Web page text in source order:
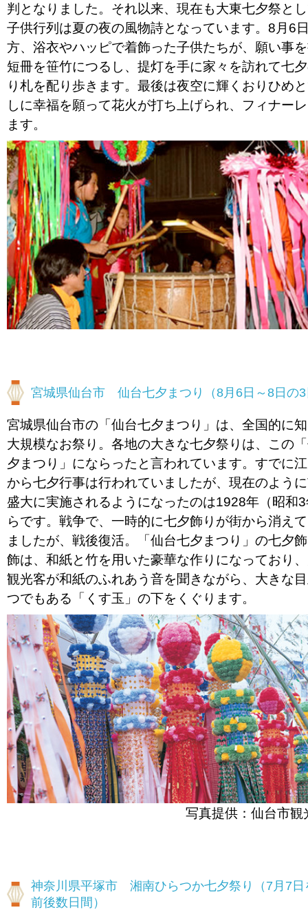
判となりました。それ以来、現在も大東七夕祭と
子供行列は夏の夜の風物詩となっています。8月6
方、浴衣やハッピで着飾った子供たちが、願い事
短冊を笹竹につるし、提灯を手に家々を訪れて七
り札を配り歩きます。最後は夜空に輝くおりひめ
しに幸福を願って花火が打ち上げられ、フィナー
ます。
写真提供：仙台市観
宮城県仙台市 仙台七夕まつり（8月6日～8日の3
宮城県仙台市の「仙台七夕まつり」は、全国的に
大規模なお祭り。各地の大きな七夕祭りは、この
夕まつり」にならったと言われています。すでに
から七夕行事は行われていましたが、現在のよう
盛大に実施されるようになったのは1928年（昭和
らです。戦争で、一時的に七夕飾りが街から消え
ましたが、戦後復活。「仙台七夕まつり」の七夕
飾は、和紙と竹を用いた豪華な作りになっており
観光客が和紙のふれあう音を聞きながら、大きな
つでもある「くす玉」の下をくぐります。
神奈川県平塚市 湘南ひらつか七夕祭り（7月7日
前後数日間）